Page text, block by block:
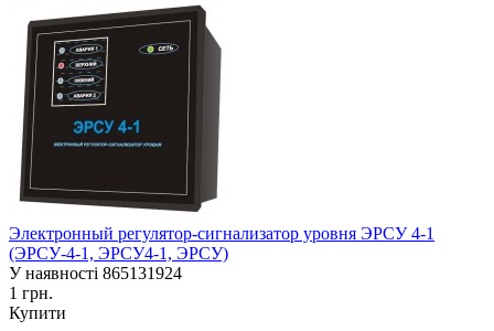
Электронный регулятор-сигнализатор уровня ЭРСУ 4-1
(ЭРСУ-4-1, ЭРСУ4-1, ЭРСУ)
У наявності 865131924
1 грн.
Купити